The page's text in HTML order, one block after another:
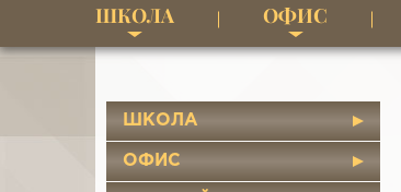
ШКОЛА ОФИС
ШКОЛА
ОФИС